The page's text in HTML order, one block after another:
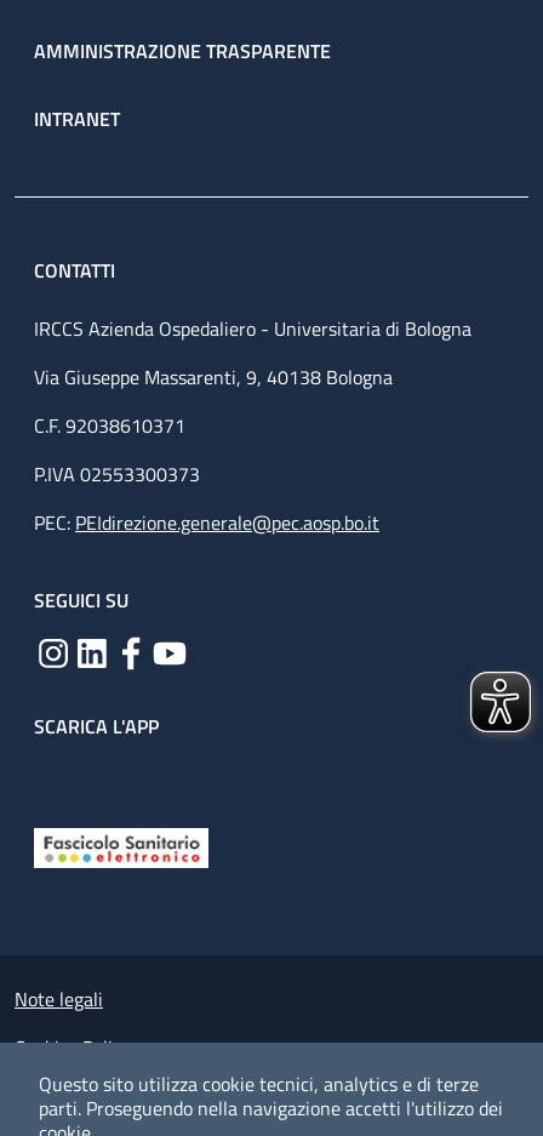
Questo sito utilizza cookie tecnici, analytics e di terze
parti. Proseguendo nella navigazione accetti l'utilizzo dei
AMMINISTRAZIONE TRASPARENTE
INTRANET
CONTATTI
IRCCS Azienda Ospedaliero - Universitaria di Bologna
Via Giuseppe Massarenti, 9, 40138 Bologna
C.F. 92038610371
P.IVA 02553300373
PEC: PEIdirezione.generale@pec.aosp.bo.it
SEGUICI SU
SCARICA L'APP
Small prints
Note legali
Cookies Policy
Policy privacy e protezione del dato personale